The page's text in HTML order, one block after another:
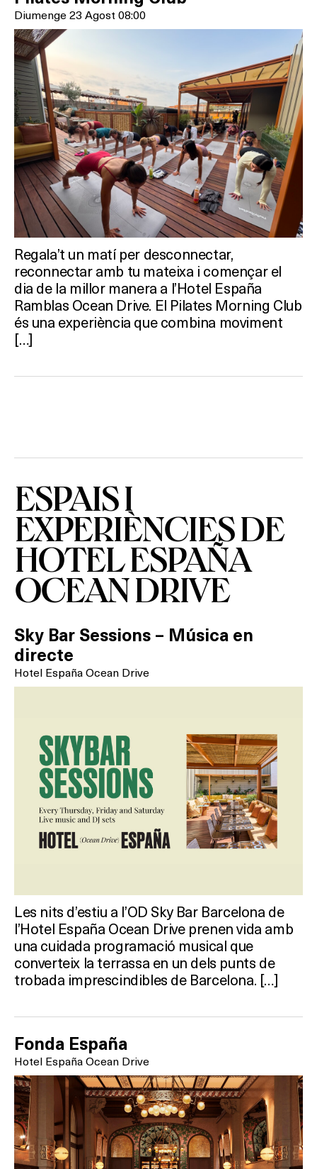
HOTELS
TERRASSES
BARS
SPAS
RESTAURANTS
SALES
Activitats
On?
Diumenge 23 Agost 08:00
Regala’t un matí per desconnectar,
reconnectar amb tu mateixa i començar el
dia de la millor manera a l’Hotel España
Ramblas Ocean Drive. El Pilates Morning Club
és una experiència que combina moviment
[…]
ESPAIS I
EXPERIÈNCIES DE
HOTEL ESPAÑA
OCEAN DRIVE
Sky Bar Sessions – Música en
directe
Hotel España Ocean Drive
Les nits d’estiu a l’OD Sky Bar Barcelona de
l’Hotel España Ocean Drive prenen vida amb
una cuidada programació musical que
converteix la terrassa en un dels punts de
trobada imprescindibles de Barcelona. […]
Fonda España
Hotel España Ocean Drive